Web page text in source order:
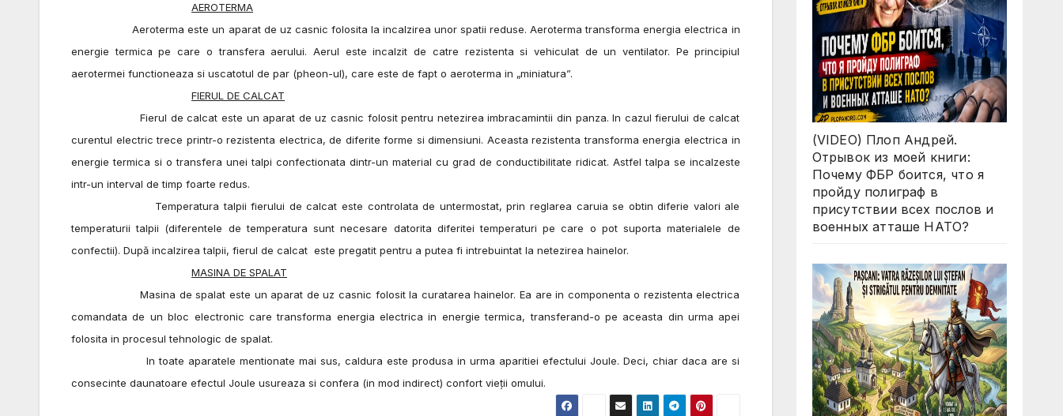
AEROTERMA
Aeroterma este un aparat de uz casnic folosita la incalzirea unor spatii reduse. Aeroterma transforma energia electrica in
energie termica pe care o transfera aerului. Aerul este incalzit de catre rezistenta si vehiculat de un ventilator. Pe principiul
aerotermei functioneaza si uscatotul de par (pheon-ul), care este de fapt o aeroterma in „miniatura”.
FIERUL DE CALCAT
Fierul de calcat este un aparat de uz casnic folosit pentru netezirea imbracamintii din panza. In cazul fierului de calcat
curentul electric trece printr-o rezistenta electrica, de diferite forme si dimensiuni. Aceasta rezistenta transforma energia electrica in
energie termica si o transfera unei talpi confectionata dintr-un material cu grad de conductibilitate ridicat. Astfel talpa se incalzeste
intr-un interval de timp foarte redus.
Temperatura talpii fierului de calcat este controlata de untermostat, prin reglarea caruia se obtin diferie valori ale
temperaturii talpii (diferentele de temperatura sunt necesare datorita diferitei temperaturi pe care o pot suporta materialele de
confectii). După incalzirea talpii, fierul de calcat este pregatit pentru a putea fi intrebuintat la netezirea hainelor.
MASINA DE SPALAT
Masina de spalat este un aparat de uz casnic folosit la curatarea hainelor. Ea are in componenta o rezistenta electrica
comandata de un bloc electronic care transforma energia electrica in energie termica, transferand-o pe aceasta din urma apei
folosita in procesul tehnologic de spalat.
In toate aparatele mentionate mai sus, caldura este produsa in urma aparitiei efectului Joule. Deci, chiar daca are si
consecinte daunatoare efectul Joule usureaza si confera (in mod indirect) confort vieţii omului.
(VIDEO) Плоп Андрей.
Отрывок из моей книги:
Почему ФБР боится, что я
пройду полиграф в
присутствии всех послов и
военных атташе НАТО?